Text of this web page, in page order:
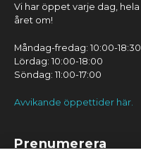
Vi har öppet varje dag, hela
året om!
Måndag-fredag: 10:00-18:30
Lördag: 10:00-18:00
Söndag: 11:00-17:00
Avvikande öppettider här.
Prenumerera